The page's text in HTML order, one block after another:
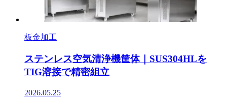
板金加工
ステンレス空気清浄機筐体｜SUS304HLを
TIG溶接で精密組立
2026.05.25